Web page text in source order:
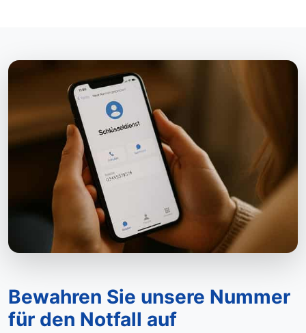
Bewahren Sie unsere Nummer
für den Notfall auf